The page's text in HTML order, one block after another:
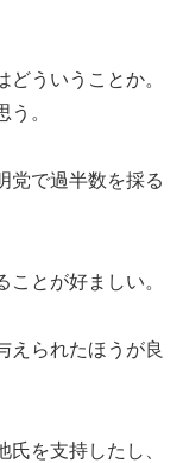
ういうことか。
。
党で過半数を採る
とが好ましい。
えられたほうが良
を支持したし、